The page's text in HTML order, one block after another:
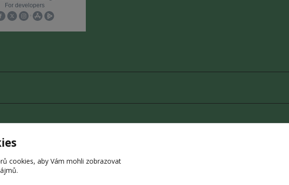
užití obsahu bez souhlasu autora je zakázáno.
cookies, aby Vám mohli zobrazovat